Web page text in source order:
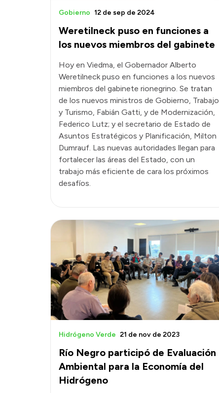
Weretilneck puso en funciones a
los nuevos miembros del gabinete
Gobierno 12 de sep de 2024
Hoy en Viedma, el Gobernador Alberto
Weretilneck puso en funciones a los nuevos
miembros del gabinete rionegrino. Se tratan
de los nuevos ministros de Gobierno, Trabajo
y Turismo, Fabián Gatti, y de Modernización,
Federico Lutz; y el secretario de Estado de
Asuntos Estratégicos y Planificación, Milton
Dumrauf. Las nuevas autoridades llegan para
fortalecer las áreas del Estado, con un
trabajo más eficiente de cara los próximos
desafíos.
Río Negro participó de Evaluación
Ambiental para la Economía del
Hidrógeno
Hidrógeno Verde 21 de nov de 2023